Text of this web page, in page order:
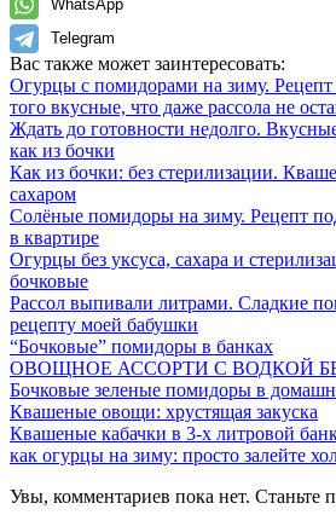
WhatsApp
Telegram
Вас также может заинтересовать:
Огурцы с помидорами на зиму. Рецепт
того вкусные, что даже рассола не
Ждать до готовности недолго.
как из бочки
Как из бочки: без стерилизации.
сахаром
Солёные помидоры на зиму. Рецепт
в квартире
Огурцы без уксуса, сахара и
бочковые
Рассол выпивали литрами. Сладкие
рецепту моей бабушки
“Бочковые” помидоры в банках
ОВОЩНОЕ АССОРТИ С ВОДКОЙ
Бочковые зеленые помидоры в
Квашеные овощи: хрустящая закуска
Квашеные кабачки в 3-х литровой
как огурцы на зиму: просто залейте
Увы, комментариев пока нет. Станьте